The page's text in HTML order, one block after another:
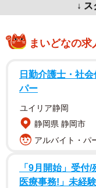
↓
まいどなの求
日勤介護士・社
パー
ユイリア静岡
静岡県 静岡市
アルバイト・パ
「9月開始」受付
医療事務!」未経